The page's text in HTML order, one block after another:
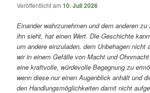
Veröffentlicht am10. Juli 2026
Einander wahrzunehmen und dem anderen
ihn sieht, hat einen Wert. Die Geschichte
um andere einzuladen, dem Unbehagen nicht
wir in einem Gefälle von Macht und
eine kraftvolle, würdevolle Begegnung zu
wenn diese nur einen Augenblick anhält und
den Handlungsmöglichkeiten damit nicht